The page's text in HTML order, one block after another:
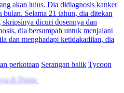
akan lulus. Dia didiagnosis kanker
bulan. Selama 21 tahun, dia ditekan
skripsinya dicuri dosennya dan
dia bersumpah untuk menjalani
dan menghadapi ketidakadilan, dia
perkotaan Serangan balik Tycoon